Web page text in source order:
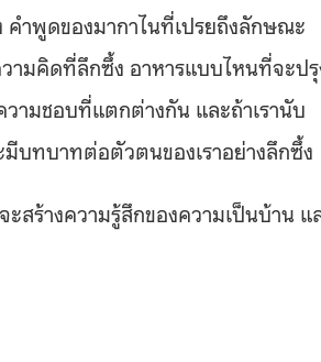
คำพูดของมากาไนที่เปรยถึงลักษณะ
ามคิดที่ลึกซึ้ง อาหารแบบไหนที่จะป
มชอบที่แตกต่างกัน และถ้าเรานับ
มีบทบาทต่อตัวตนของเราอย่างลึกซึ้ง
ะสร้างความรู้สึกของความเป็นบ้าน แ